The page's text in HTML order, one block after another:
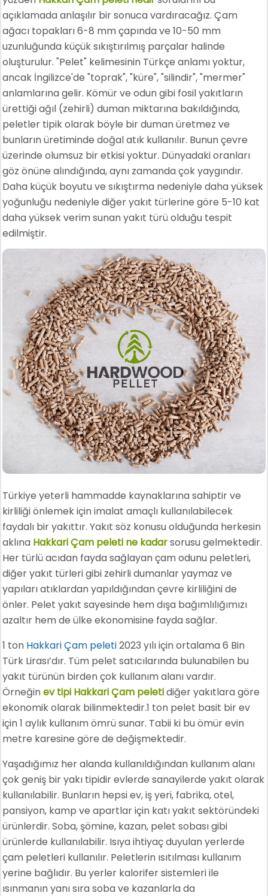
açıklamada anlaşılır bir sonuca vardıracağız. Çam
ağacı topakları 6-8 mm çapında ve 10-50 mm
uzunluğunda küçük sıkıştırılmış parçalar halinde
oluşturulur. "Pelet" kelimesinin Türkçe anlamı yoktur,
ancak İngilizce'de "toprak", "küre", "silindir", "mermer"
anlamlarına gelir. Kömür ve odun gibi fosil yakıtların
ürettiği ağıl (zehirli) duman miktarına bakıldığında,
peletler tipik olarak böyle bir duman üretmez ve
bunların üretiminde doğal atık kullanılır. Bunun çevre
üzerinde olumsuz bir etkisi yoktur. Dünyadaki oranları
göz önüne alındığında, aynı zamanda çok yaygındır.
Daha küçük boyutu ve sıkıştırma nedeniyle daha yüksek
yoğunluğu nedeniyle diğer yakıt türlerine göre 5-10 kat
daha yüksek verim sunan yakıt türü olduğu tespit
edilmiştir.
Türkiye yeterli hammadde kaynaklarına sahiptir ve
kirliliği önlemek için imalat amaçlı kullanılabilecek
faydalı bir yakıttır. Yakıt söz konusu olduğunda herkesin
aklına Hakkari Çam peleti ne kadarsorusu gelmektedir.
Her türlü acıdan fayda sağlayan çam odunu peletleri,
diğer yakıt türleri gibi zehirli dumanlar yaymaz ve
yapıları atıklardan yapıldığından çevre kirliliğini de
önler. Pelet yakıt sayesinde hem dışa bağımlılığımızı
azaltır hem de ülke ekonomisine fayda sağlar.
1 ton Hakkari Çam peleti2023 yılı için ortalama 6 Bin
Türk Lirası’dır. Tüm pelet satıcılarında bulunabilen bu
yakıt türünün birden çok kullanım alanı vardır.
Örneğinev tipi Hakkari Çam peletidiğer yakıtlara göre
ekonomik olarak bilinmektedir.1 ton pelet basit bir ev
için 1 aylık kullanım ömrü sunar. Tabii ki bu ömür evin
metre karesine göre de değişmektedir.
Yaşadığımız her alanda kullanıldığından kullanım alanı
çok geniş bir yakı tipidir evlerde sanayilerde yakıt olarak
kullanılabilir. Bunların hepsi ev, iş yeri, fabrika, otel,
pansiyon, kamp ve apartlar için katı yakıt sektöründeki
ürünlerdir. Soba, şömine, kazan, pelet sobası gibi
ürünlerde kullanılabilir. Isıya ihtiyaç duyulan yerlerde
çam peletleri kullanılır. Peletlerin ısıtılması kullanım
yerine bağlıdır. Bu yerler kalorifer sistemleri ile
ısınmanın yanı sıra soba ve kazanlarla da